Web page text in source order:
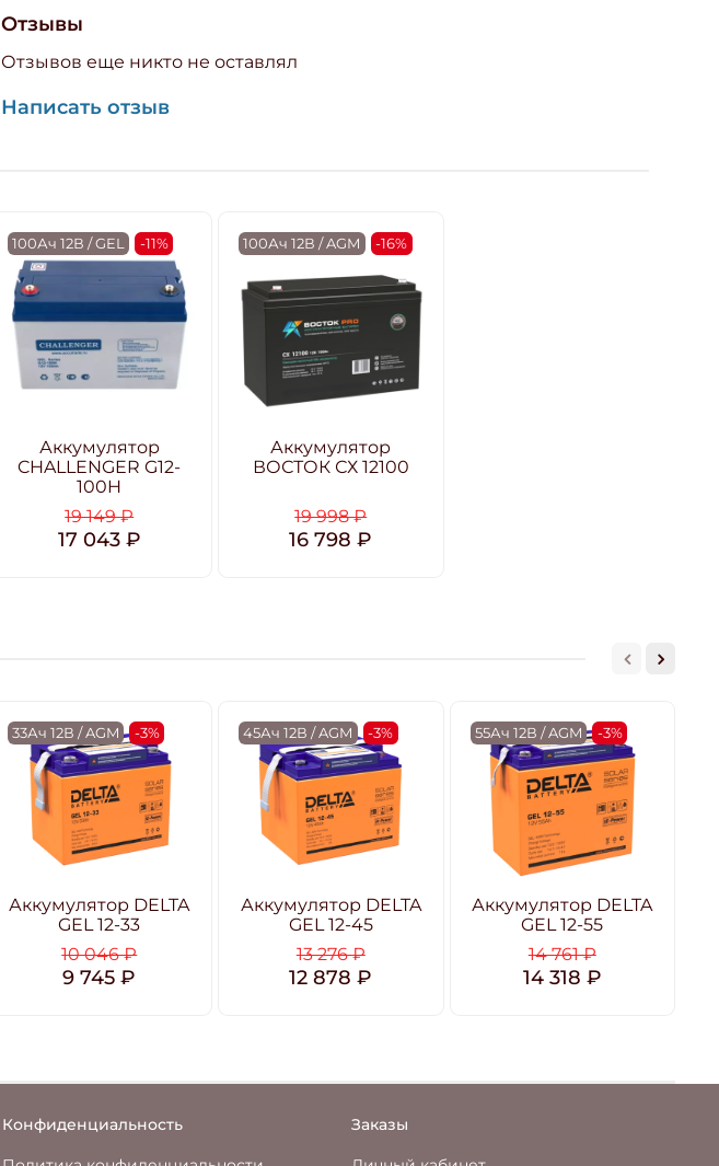
Отзывы
Отзывов еще никто не оставлял
Написать отзыв
100Ач 12В / GEL -11%
Аккумулятор
CHALLENGER G12-
100H
19 149 ₽
17 043 ₽
100Ач 12В / AGM -16%
Аккумулятор
ВОСТОК СХ 12100
19 998 ₽
16 798 ₽
33Ач 12В / AGM -3%
Аккумулятор DELTA
GEL 12-33
10 046 ₽
9 745 ₽
45Ач 12В / AGM -3%
Аккумулятор DELTA
GEL 12-45
13 276 ₽
12 878 ₽
55Ач 12В / AGM -3%
Аккумулятор DELTA
GEL 12-55
14 761 ₽
14 318 ₽
Конфиденциальность Заказы